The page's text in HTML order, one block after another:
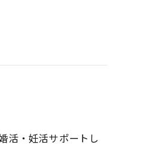
活・妊活サポートし